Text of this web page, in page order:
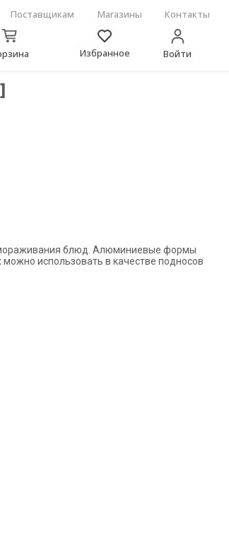
Поставщикам Магазины Контакты
Избранное Войти
блюд. Алюминиевые формы
использовать в качестве подносов